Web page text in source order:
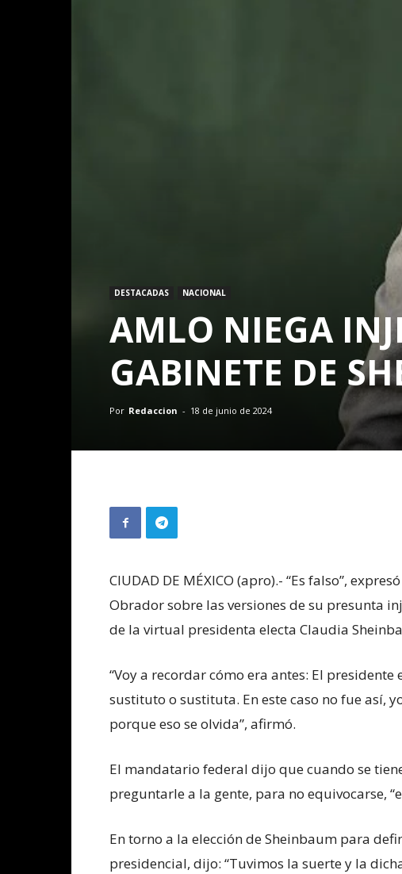
DESTACADAS NACIONAL
AMLO NIEGA
GABINETE DE
Por Redaccion - 18 de junio de 2024
CIUDAD DE MÉXICO (apro).- “Es falso”,
Obrador sobre las versiones de su presunta
de la virtual presidenta electa Claudia
“Voy a recordar cómo era antes: El
sustituto o sustituta. En este caso no fue así,
porque eso se olvida”, afirmó.
El mandatario federal dijo que cuando se
preguntarle a la gente, para no equivocarse,
En torno a la elección de Sheinbaum para
presidencial, dijo: “Tuvimos la suerte y la